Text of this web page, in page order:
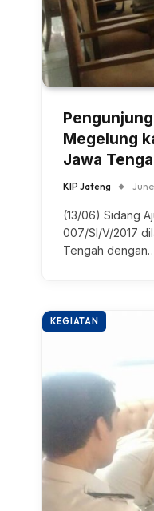
Megelung
Jawa
KIP Jateng
(13/06) Sidang
007/SI/V/2017
Tengah
KEGIATAN